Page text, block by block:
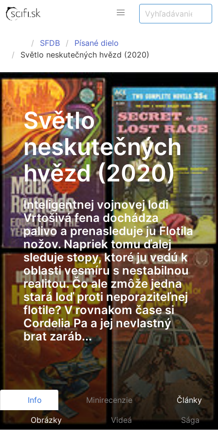
SFDB
Písané dielo
Světlo neskutečných hvězd (2020)
Světlo
neskutečných
hvězd (2020)
Inteligentnej vojnovej lodi
Vrtošivá fena dochádza
palivo a prenasleduje ju Flotila
nožov. Napriek tomu ďalej
sleduje stopy, ktoré ju vedú k
oblasti vesmíru s nestabilnou
realitou. Čo ale zmôže jedna
stará loď proti neporaziteľnej
flotile? V rovnakom čase si
Cordelia Pa a jej nevlastný
brat zaráb...
Info Minirecenzie Články
Obrázky Videá Sága